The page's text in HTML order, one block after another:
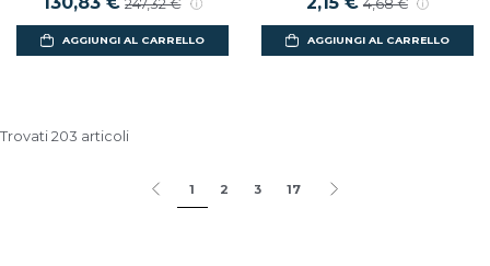
247,32 €
AGGIUNGI AL CARRELLO
4,68 €
AGGIUNGI AL CARRELLO
Trovati 203 articoli
1 2 3 17